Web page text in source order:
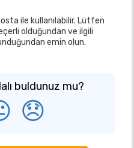
ile kullanılabilir. Lütfen
olduğundan ve ilgili
emin olun.
buldunuz mu?
😞